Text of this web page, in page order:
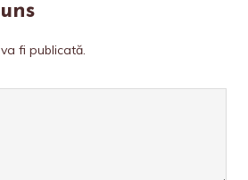
fi publicată.